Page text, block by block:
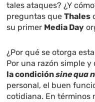
tales ataques? ¿Y
preguntas queThales
su primer Media Day
¿Por qué se otorga
Por una razón simple y
la condiciónsine qua
personal, el buen
cotidiana. En términos